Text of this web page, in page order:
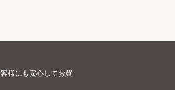
様にも安心してお買